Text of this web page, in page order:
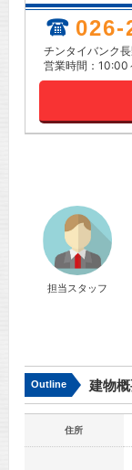
026-
チンタイバンク
営業時間：10:00
担当スタッフ
Outline 建物
住所